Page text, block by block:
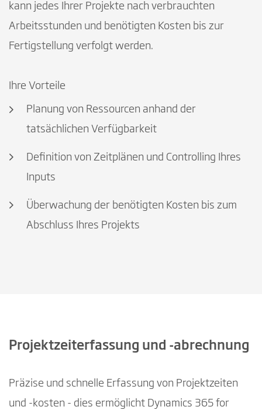
kann jedes Ihrer Projekte nach verbrauchten
Arbeitsstunden und benötigten Kosten bis zur
Fertigstellung verfolgt werden.
Ihre Vorteile
Planung von Ressourcen anhand der
tatsächlichen Verfügbarkeit
Definition von Zeitplänen und Controlling Ihres
Inputs
Überwachung der benötigten Kosten bis zum
Abschluss Ihres Projekts
Projektzeiterfassung und -abrechnung
Präzise und schnelle Erfassung von Projektzeiten
und -kosten - dies ermöglicht Dynamics 365 for